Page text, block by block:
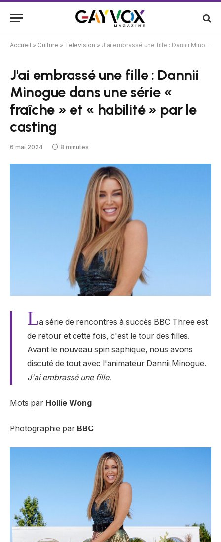
Accueil » Culture » Television » J'ai embrassé une fille : Dannii Minogue dans une série « fraîche » et « habilité » par le casting
J'ai embrassé une fille : Dannii
Minogue dans une série «
fraîche » et « habilité » par le
casting
6 mai 2024 8 minutes
La série de rencontres à succès BBC Three est
de retour et cette fois, c'est le tour des filles.
Avant le nouveau spin saphique, nous avons
discuté de tout avec l'animateur Dannii Minogue.
J'ai embrassé une fille.
Mots par Hollie Wong
Photographie par BBC